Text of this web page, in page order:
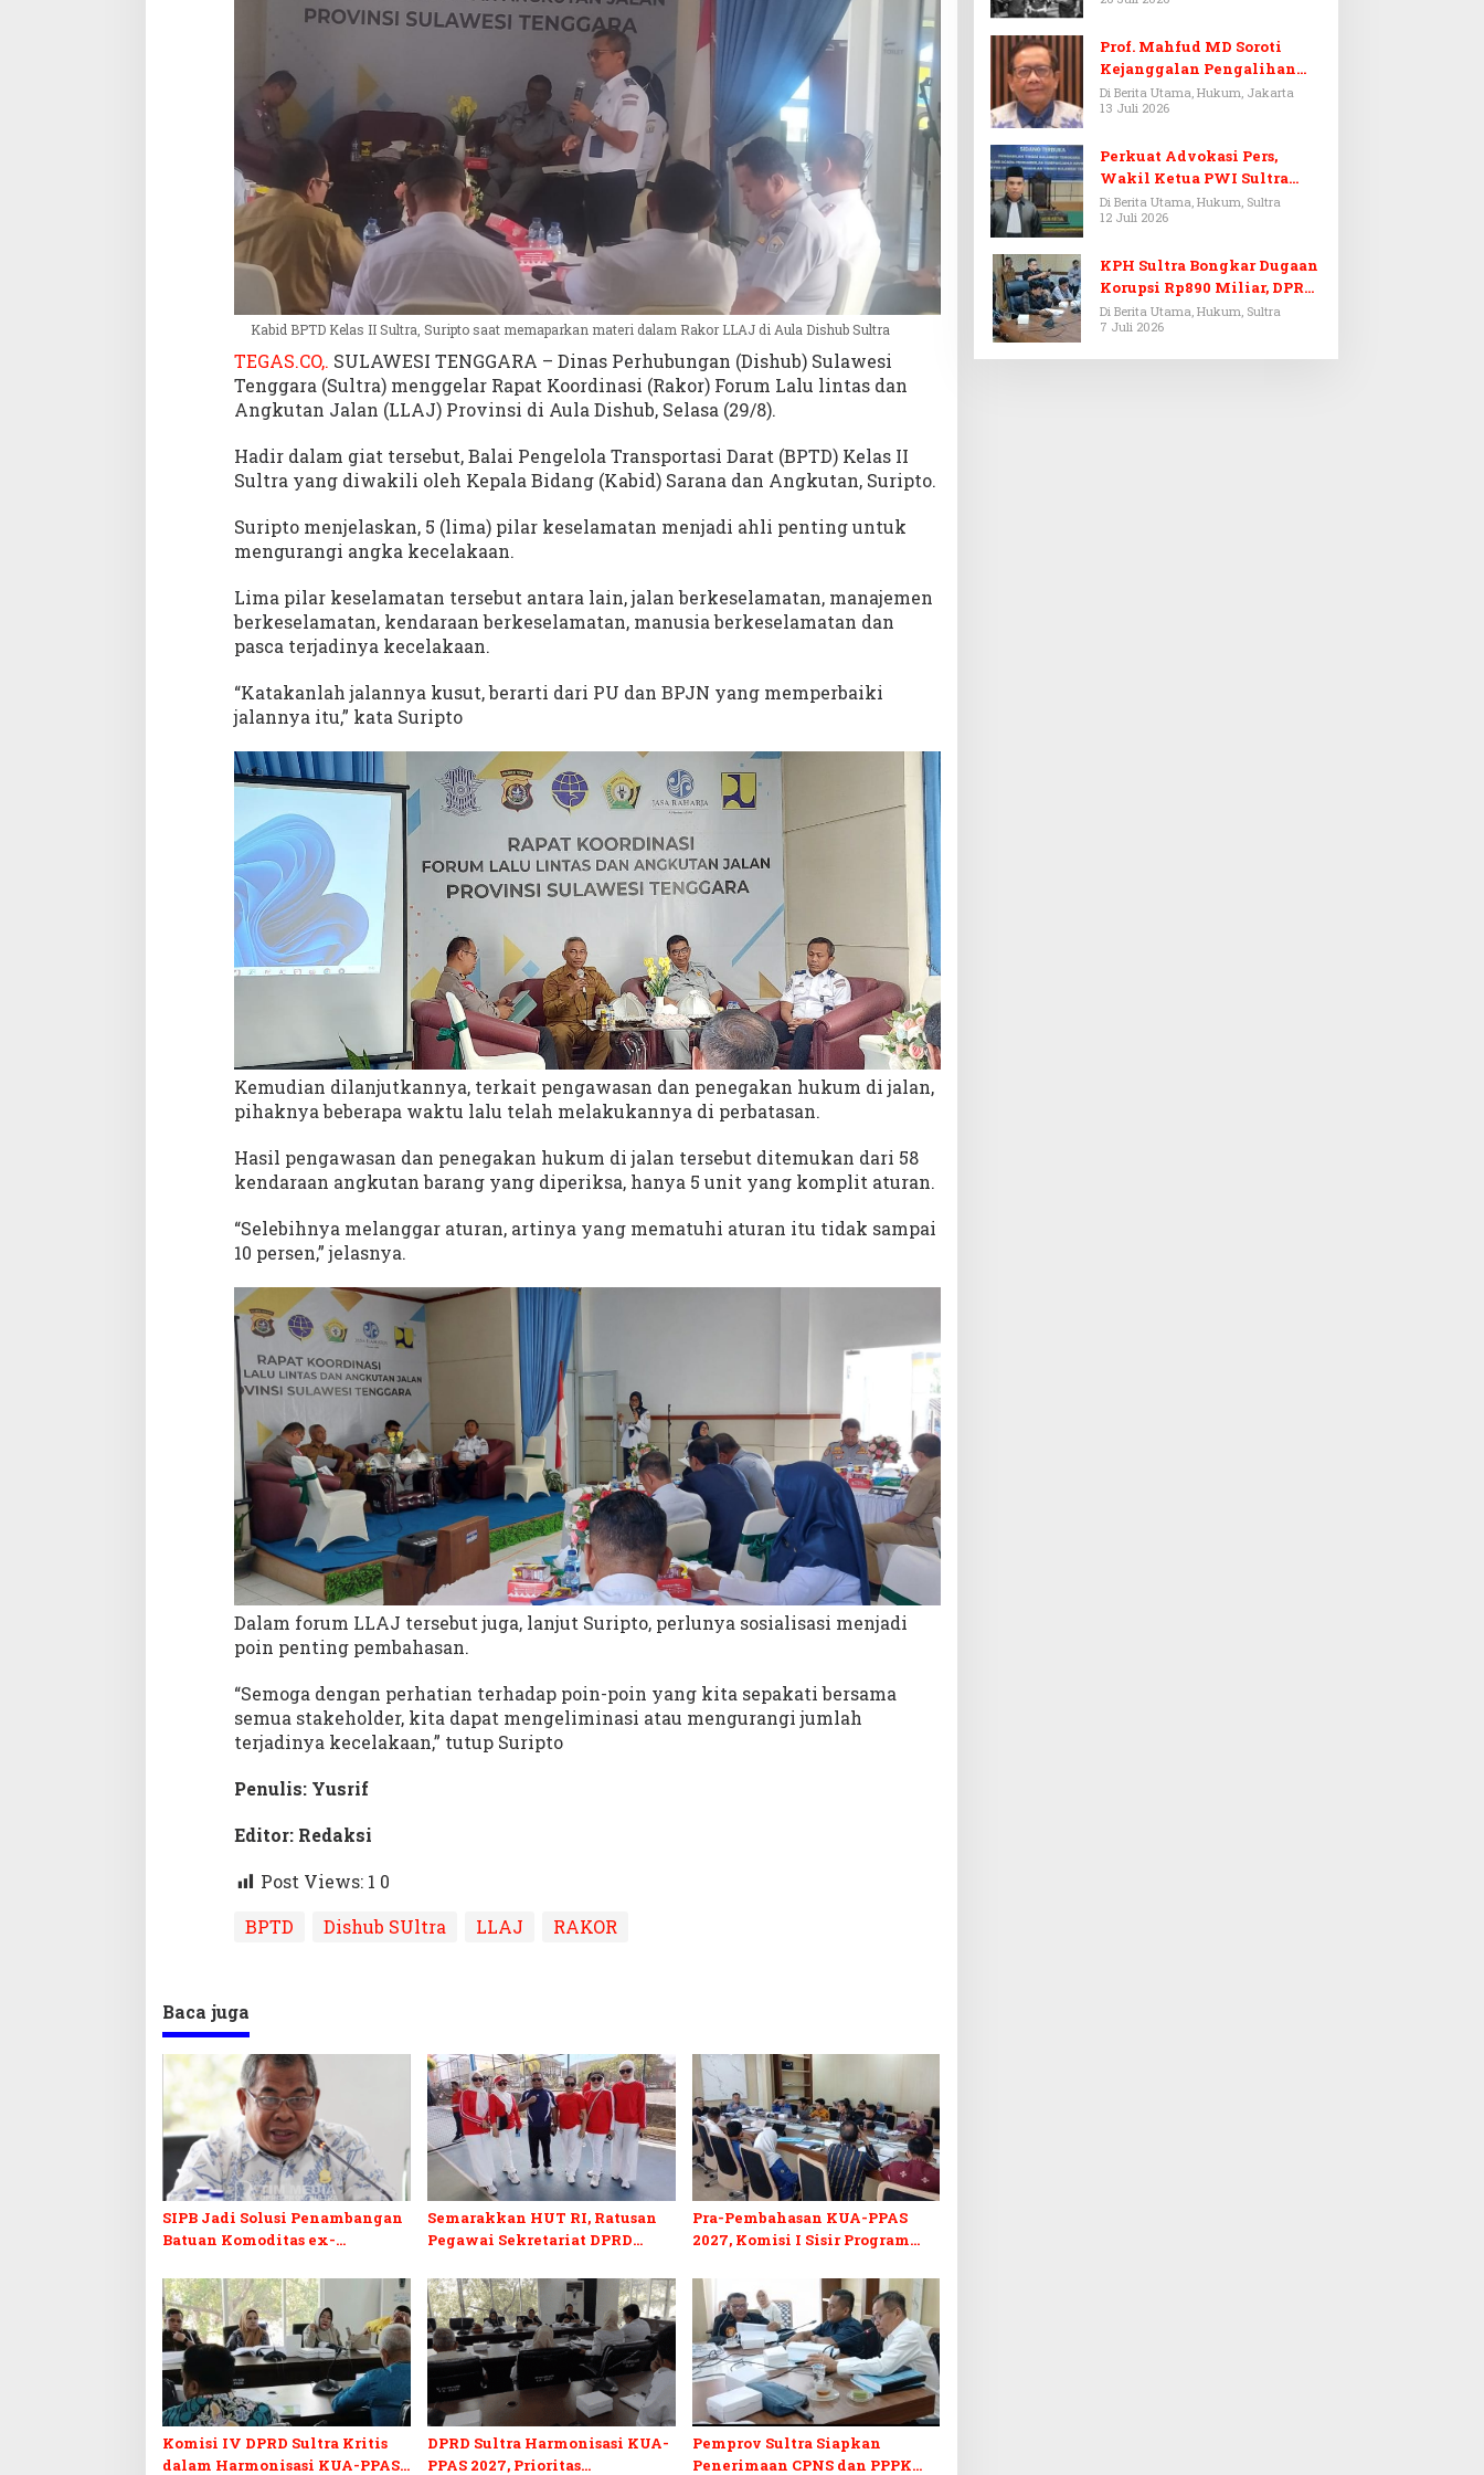
5
r
s
e
l
a
m
a
t
n
d
i
a
k
r
L
L
A
J
D
i
h
u
S
u
r
a
Kabid BPTD Kelas II Sultra, Suripto saat memaparkan materi dalam Rakor LLAJ di Aula Dishub Sultra
TEGAS.CO,. SULAWESI TENGGARA – Dinas Perhubungan (Dishub) Sulawesi
Tenggara (Sultra) menggelar Rapat Koordinasi (Rakor) Forum Lalu lintas dan
Angkutan Jalan (LLAJ) Provinsi di Aula Dishub, Selasa (29/8).
Hadir dalam giat tersebut, Balai Pengelola Transportasi Darat (BPTD) Kelas II
Sultra yang diwakili oleh Kepala Bidang (Kabid) Sarana dan Angkutan, Suripto.
Suripto menjelaskan, 5 (lima) pilar keselamatan menjadi ahli penting untuk
mengurangi angka kecelakaan.
Lima pilar keselamatan tersebut antara lain, jalan berkeselamatan, manajemen
berkeselamatan, kendaraan berkeselamatan, manusia berkeselamatan dan
pasca terjadinya kecelakaan.
“Katakanlah jalannya kusut, berarti dari PU dan BPJN yang memperbaiki
jalannya itu,” kata Suripto
Kemudian dilanjutkannya, terkait pengawasan dan penegakan hukum di jalan,
pihaknya beberapa waktu lalu telah melakukannya di perbatasan.
Hasil pengawasan dan penegakan hukum di jalan tersebut ditemukan dari 58
kendaraan angkutan barang yang diperiksa, hanya 5 unit yang komplit aturan.
“Selebihnya melanggar aturan, artinya yang mematuhi aturan itu tidak sampai
10 persen,” jelasnya.
Dalam forum LLAJ tersebut juga, lanjut Suripto, perlunya sosialisasi menjadi
poin penting pembahasan.
“Semoga dengan perhatian terhadap poin-poin yang kita sepakati bersama
semua stakeholder, kita dapat mengeliminasi atau mengurangi jumlah
terjadinya kecelakaan,” tutup Suripto
Penulis: Yusrif
Editor: Redaksi
Post Views: 1 0
BPTD
Dishub SUltra LLAJ RAKOR
Baca juga
SIPB Jadi Solusi Penambangan
Batuan Komoditas ex-
Semarakkan HUT RI, Ratusan
Pegawai Sekretariat DPRD
Pra-Pembahasan KUA-PPAS
2027, Komisi I Sisir Program
Komisi IV DPRD Sultra Kritis
dalam Harmonisasi KUA-PPAS
DPRD Sultra Harmonisasi KUA-
PPAS 2027, Prioritas
Pemprov Sultra Siapkan
Penerimaan CPNS dan PPPK
Prof. Mahfud MD Soroti
Kejanggalan Pengalihan
Penyelidikan Tersangka
Febrie Adriansyah
Di Berita Utama, Hukum, Jakarta
13 Juli 2026
Perkuat Advokasi Pers,
Wakil Ketua PWI Sultra
Resmi Dilantik Menjadi
Advokat PERADI
Di Berita Utama, Hukum, Sultra
12 Juli 2026
KPH Sultra Bongkar Dugaan
Korupsi Rp890 Miliar, DPRD
Sultra Gelar RDP
Di Berita Utama, Hukum, Sultra
7 Juli 2026